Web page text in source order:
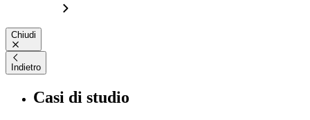
Chiudi
Indietro
Casi di studio